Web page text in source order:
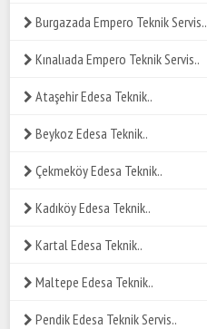
Burgazada Empero Teknik Servis..
Kınalıada Empero Teknik Servis..
Ataşehir Edesa Teknik..
Beykoz Edesa Teknik..
Çekmeköy Edesa Teknik..
Kadıköy Edesa Teknik..
Kartal Edesa Teknik..
Maltepe Edesa Teknik..
Pendik Edesa Teknik Servis..